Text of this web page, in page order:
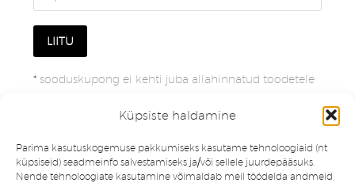
Küpsiste haldamine
Parima kasutuskogemuse pakkumiseks kasutame tehnoloogiaid (nt
küpsiseid) seadmeinfo salvestamiseks ja/või sellele juurdepääsuks.
Nende tehnoloogiate kasutamine võimaldab meil töödelda andmeid,
* sooduskupong ei kehti juba allahinnatud toodetele